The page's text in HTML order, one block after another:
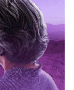
al que
, hagamos
no usen el
ganarle al
pero usémoslas